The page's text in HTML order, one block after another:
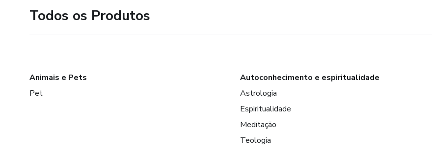
Todos os Produtos
Animais e Pets
Pet
Autoconhecimento e espiritualidade
Astrologia
Espiritualidade
Meditação
Teologia